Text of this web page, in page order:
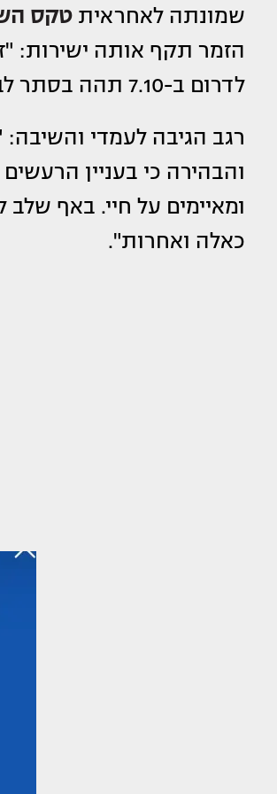
שמונתה לאחראיתטקס
הזמר תקף אותה ישירות:
לדרום ב-7.10 תהה בסתר לבו אם יזכה לחזור למשפחתו ולאוהביו".
רגב הגיבה לעמדי
והבהירה כי בעניין
ומאיימים על חיי. באף
כאלה ואחרות".